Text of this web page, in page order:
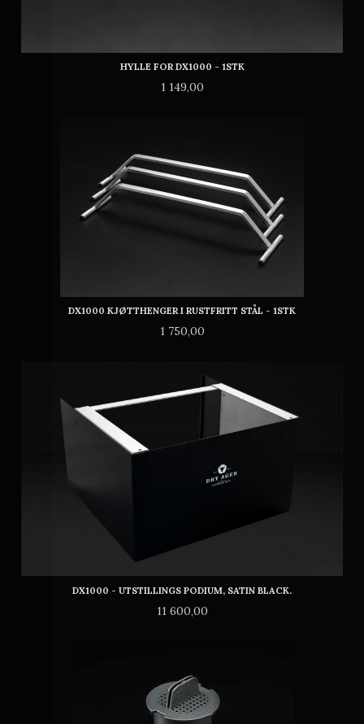
HYLLE FOR DX1000 - 1STK
Pris
1 149,00
DX1000 KJØTTHENGER I RUSTFRITT STÅL - 1STK
Pris
1 750,00
DX1000 - UTSTILLINGS PODIUM, SATIN BLACK.
Pris
11 600,00